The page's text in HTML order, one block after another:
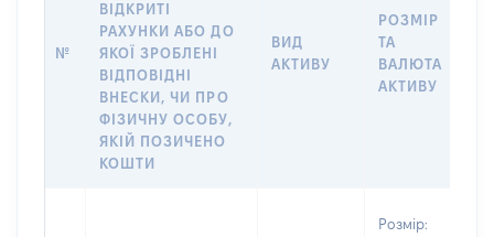
№
ВІДКРИТІ
РАХУНКИ АБО ДО
ЯКОЇ ЗРОБЛЕНІ
ВІДПОВІДНІ
ВНЕСКИ, ЧИ ПРО
ФІЗИЧНУ ОСОБУ,
ЯКІЙ ПОЗИЧЕНО
КОШТИ
ВИД
АКТИВУ
РОЗМІР
ТА
ВАЛЮТА
АКТИВУ
Розмір: